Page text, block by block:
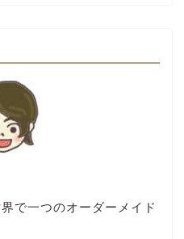
で一つのオーダーメイド